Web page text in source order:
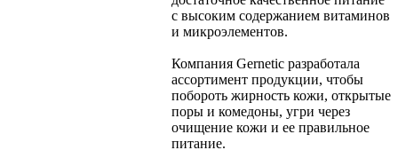
с высоким содержанием витаминов
и микроэлементов.
Компания Gernetic разработала
ассортимент продукции, чтобы
побороть жирность кожи, открытые
поры и комедоны, угри через
очищение кожи и ее правильное
питание.